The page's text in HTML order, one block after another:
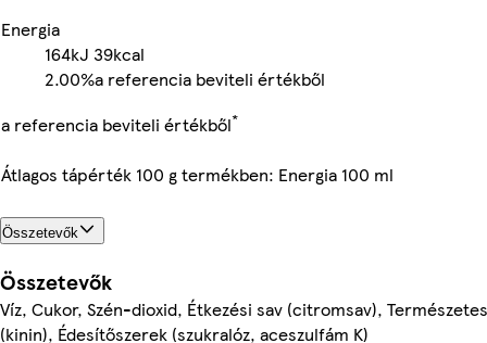
Energia
164kJ 39kcal
2.00%a referencia beviteli értékből
a referencia beviteli értékből*
Átlagos tápérték 100 g termékben: Energia 100 ml
Összetevők
Összetevők
Víz, Cukor, Szén-dioxid, Étkezési sav (citromsav),
(kinin), Édesítőszerek (szukralóz, aceszulfám K)